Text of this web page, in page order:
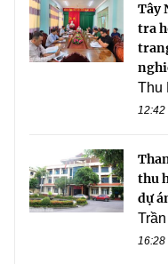
Tây
tra
Thu
12:42
thu
dự
16:28